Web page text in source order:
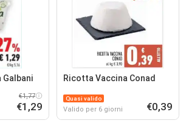
€1,77
€1,29
Ricotta Vaccina Conad
Quasi valido
Valido per 6 giorni €0,39